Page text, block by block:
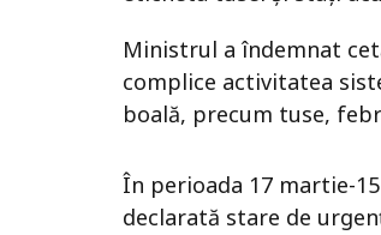
Ministrul a îndemnat
complice activitatea
boală, precum tuse,
În perioada 17 martie-
declarată stare de